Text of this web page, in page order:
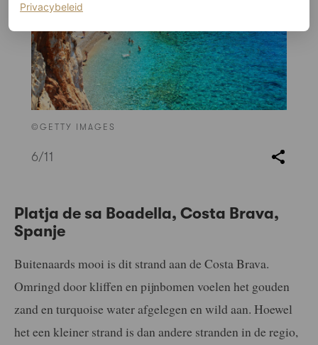
©GETTY IMAGES
6/11
Platja de sa Boadella, Costa Brava,
Spanje
Buitenaards mooi is dit strand aan de Costa Brava.
Omringd door kliffen en pijnbomen voelen het gouden
zand en turquoise water afgelegen en wild aan. Hoewel
het een kleiner strand is dan andere stranden in de regio,
Privacybeleid